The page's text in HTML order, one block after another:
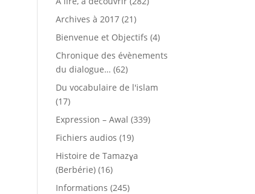
Archives à 2017 (21)
Bienvenue et Objectifs (4)
Chronique des évènements
du dialogue… (62)
Du vocabulaire de l'islam
(17)
Expression – Awal (339)
Fichiers audios (19)
Histoire de Tamazɣa
(Berbérie) (16)
Informations (245)